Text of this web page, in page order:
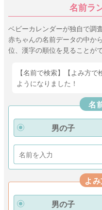
名前ラ
ベビーカレンダーが独自で調
赤ちゃんの名前データの中か
位、漢字の順位を見ることがで
【名前で検索】【よみ方
ようになりました！
名
男の子
よ
男の子